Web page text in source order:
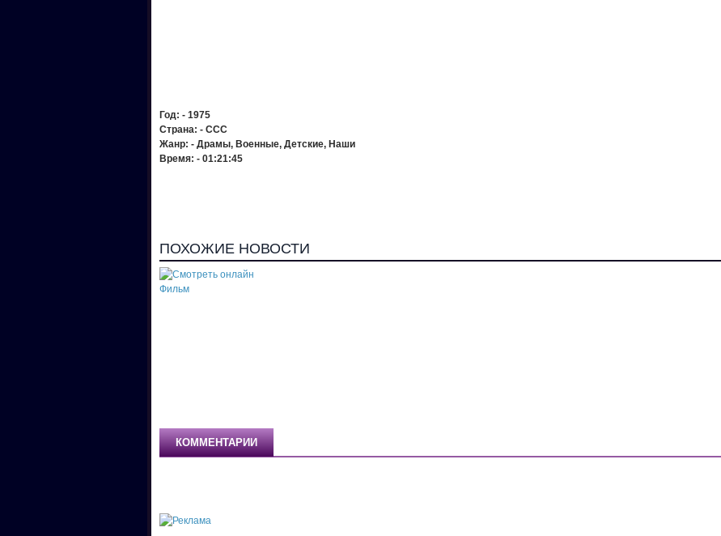
Год: - 1975
Страна: - ССС
Жанр: - Драмы, Военные, Детские, Наши
Время: - 01:21:45
ПОХОЖИЕ НОВОСТИ
КОММЕНТАРИИ